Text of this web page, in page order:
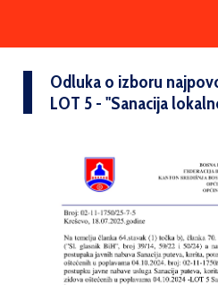
Odluka o izboru
LOT 5 - ''Sanacija